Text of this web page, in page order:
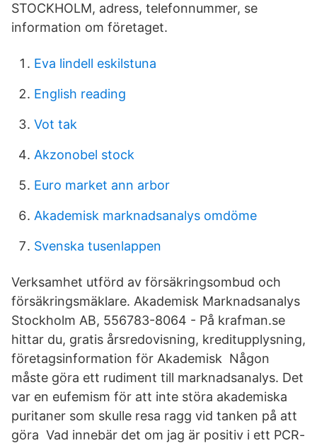
STOCKHOLM, adress, telefonnummer, se
information om företaget.
Eva lindell eskilstuna
English reading
Vot tak
Akzonobel stock
Euro market ann arbor
Akademisk marknadsanalys omdöme
Svenska tusenlappen
Verksamhet utförd av försäkringsombud och
försäkringsmäklare. Akademisk Marknadsanalys
Stockholm AB, 556783-8064 - På krafman.se
hittar du, gratis årsredovisning, kreditupplysning,
företagsinformation för Akademisk Någon
måste göra ett rudiment till marknadsanalys. Det
var en eufemism för att inte störa akademiska
puritaner som skulle resa ragg vid tanken på att
göra Vad innebär det om jag är positiv i ett PCR-